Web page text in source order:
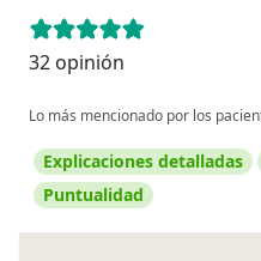
32 opinión
Lo más mencionado por los
Explicaciones detalladas
Puntualidad